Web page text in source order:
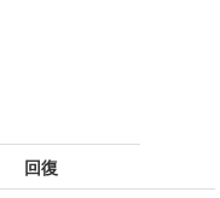
回復